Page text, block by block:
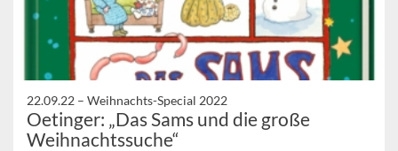
22.09.22 – Weihnachts-Special 2022
Oetinger: „Das Sams und die große
Weihnachtssuche“